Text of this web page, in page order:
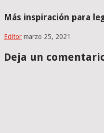
Más inspiración para
Editor marzo 25, 2021
Deja un